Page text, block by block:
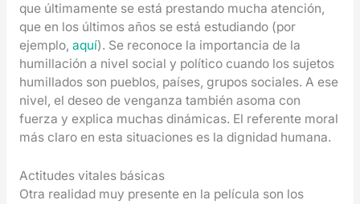
que últimamente se está prestando mucha atención,
que en los últimos años se está estudiando (por
ejemplo, aquí). Se reconoce la importancia de la
humillación a nivel social y político cuando los sujetos
humillados son pueblos, países, grupos sociales. A ese
nivel, el deseo de venganza también asoma con
fuerza y explica muchas dinámicas. El referente moral
más claro en esta situaciones es la dignidad humana.
Actitudes vitales básicas
Otra realidad muy presente en la película son los